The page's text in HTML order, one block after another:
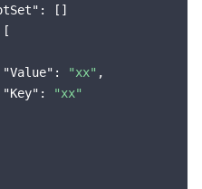
: []
[
"Value" : "xx" ,
"Key" :
"xx"